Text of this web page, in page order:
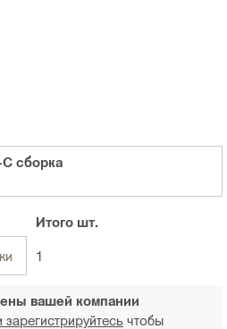
сборка
Итого шт.
1
вашей компании
чтобы